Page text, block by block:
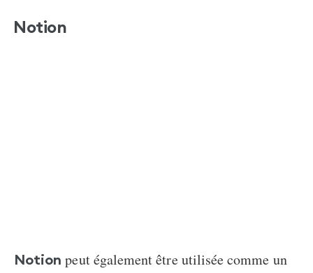
Notion
Notionpeut également être utilisée comme un